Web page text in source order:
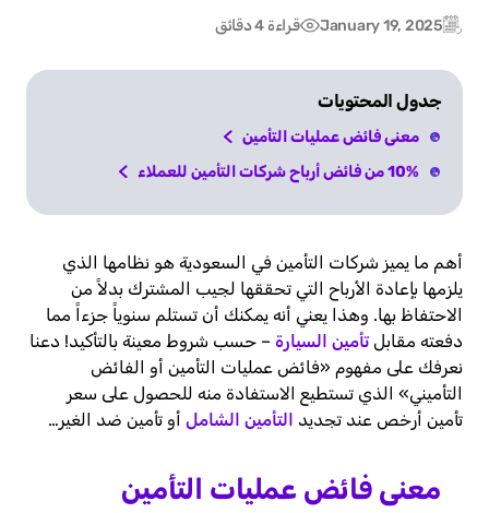
Updated:
January 19, 2025
Postقراءة 4 دقائق
جدول المحتويات
معنى فائض عمليات التأمين
10% من فائض أرباح شركات التأمين للعملاء
أهم ما يميز شركات التأمين في السعودية هو نظامها الذي
يلزمها بإعادة الأرباح التي تحققها لجيب المشترك بدلاً من
الاحتفاظ بها. وهذا يعني أنه يمكنك أن تستلم سنوياً جزءاً مما
دفعته مقابلتأمين السيارة – حسب شروط معينة بالتأكيد! دعنا
نعرفك على مفهوم «فائض عمليات التأمين أو الفائض
التأميني» الذي تستطيع الاستفادة منه للحصول على سعر
تأمين أرخص عند تجديد التأمين الشامل أو تأمين ضد الغير…
معنى فائض عمليات التأمين